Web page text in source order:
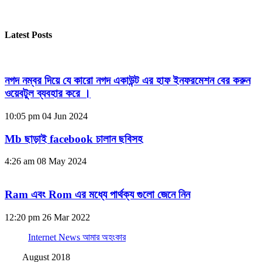
Latest Posts
নগদ নম্বর দিয়ে যে কারো নগদ একাউন্ট এর হাফ ইনফরমেশন বের করুন
ওয়েবটুল ব্যবহার করে ।
10:05 pm 04 Jun 2024
Mb ছাড়াই facebook চালান ছবিসহ
4:26 am 08 May 2024
Ram এবং Rom এর মধ্যে পার্থক্য গুলো জেনে নিন
12:20 pm 26 Mar 2022
Internet News আমার অহংকার
August 2018